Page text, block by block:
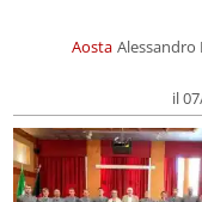
Aosta Alessandro
il